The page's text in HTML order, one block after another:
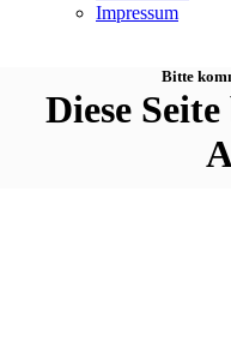
Impressum
Bitte
Diese